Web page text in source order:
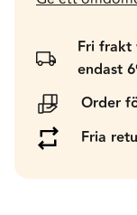
Fri frakt
endast
Order
Fria